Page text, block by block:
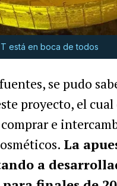
está en boca de todos
se pudo
proyecto, el
e
La
a